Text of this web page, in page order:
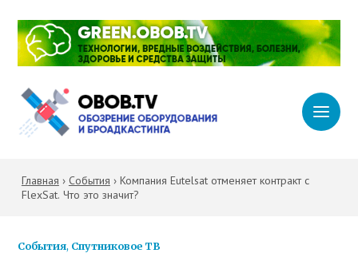
Главная › События › Компания Eutelsat отменяет контракт с
FlexSat. Что это значит?
События, Спутниковое ТВ